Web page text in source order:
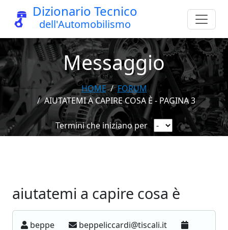
Dizionario Tecnico
dell'Automobilismo
Messaggio
HOME
FORUM
AIUTATEMI A CAPIRE COSA È - PAGINA 3
Termini che iniziano per
aiutatemi a capire cosa è
beppe
beppeliccardi@tiscali.it